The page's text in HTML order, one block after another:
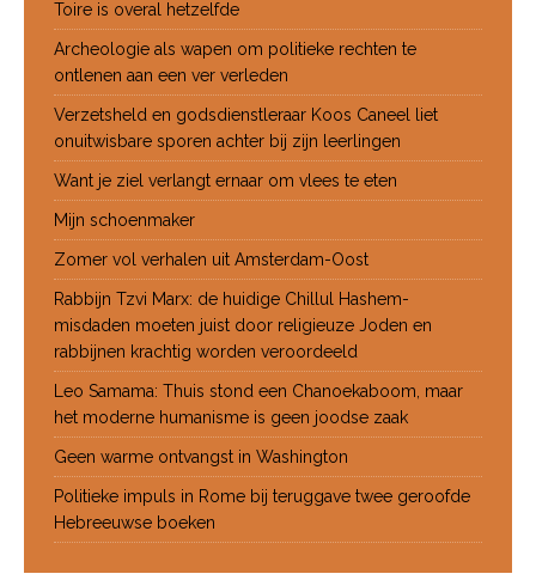
Toire is overal hetzelfde
Archeologie als wapen om politieke rechten te
ontlenen aan een ver verleden
Verzetsheld en godsdienstleraar Koos Caneel liet
onuitwisbare sporen achter bij zijn leerlingen
Want je ziel verlangt ernaar om vlees te eten
Mijn schoenmaker
Zomer vol verhalen uit Amsterdam-Oost
Rabbijn Tzvi Marx: de huidige Chillul Hashem-
misdaden moeten juist door religieuze Joden en
rabbijnen krachtig worden veroordeeld
Leo Samama: Thuis stond een Chanoekaboom, maar
het moderne humanisme is geen joodse zaak
Geen warme ontvangst in Washington
Politieke impuls in Rome bij teruggave twee geroofde
Hebreeuwse boeken